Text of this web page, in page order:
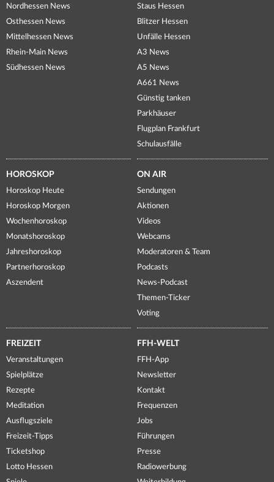
Nordhessen News
Osthessen News
Mittelhessen News
Rhein-Main News
Südhessen News
Staus Hessen
Blitzer Hessen
Unfälle Hessen
A3 News
A5 News
A661 News
Günstig tanken
Parkhäuser
Flugplan Frankfurt
Schulausfälle
HOROSKOP
Horoskop Heute
Horoskop Morgen
Wochenhoroskop
Monatshoroskop
Jahreshoroskop
Partnerhoroskop
Aszendent
ON AIR
Sendungen
Aktionen
Videos
Webcams
Moderatoren & Team
Podcasts
News-Podcast
Themen-Ticker
Voting
FREIZEIT
Veranstaltungen
Spielplätze
Rezepte
Meditation
Ausflugsziele
Freizeit-Tipps
Ticketshop
Lotto Hessen
FFH-WELT
FFH-App
Newsletter
Kontakt
Frequenzen
Jobs
Führungen
Presse
Radiowerbung